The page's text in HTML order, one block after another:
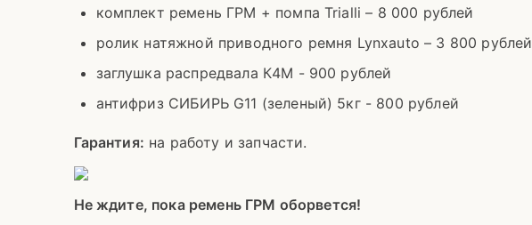
комплект ремень ГРМ + помпа Trialli – 8 000 рублей
ролик натяжной приводного ремня Lynxauto – 3 800 рублей
заглушка распредвала К4М - 900 рублей
антифриз СИБИРЬ G11 (зеленый) 5кг - 800 рублей
Гарантия: на работу и запчасти.
Не ждите, пока ремень ГРМ оборвется!